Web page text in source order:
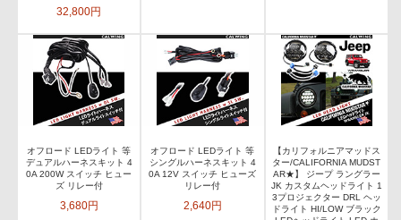
32,800円
オフロード LEDライト 等
デュアルハーネスキット 4
0A 200W スイッチ ヒュー
ズ リレー付
3,680円
オフロード LEDライト 等
シングルハーネスキット 4
0A 12V スイッチ ヒューズ
リレー付
2,640円
【カリフォルニアマッドス
ター/CALIFORNIA MUDST
AR★】 ジープ ラングラー
JK カスタムヘッドライト 1
3プロジェクター DRL ヘッ
ドライト HI/LOW ブラック